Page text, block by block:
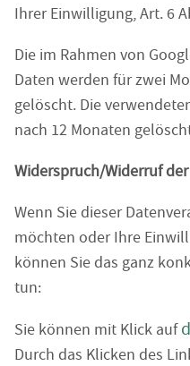
Ihrer Einwilligung, Art. 6
Die im Rahmen von
Daten werden für zwei
gelöscht. Die
nach 12 Monaten
Widerspruch/Widerruf
Wenn Sie dieser
möchten oder Ihre
können Sie das ganz
tun:
Sie können mit Klick auf
Durch das Klicken des